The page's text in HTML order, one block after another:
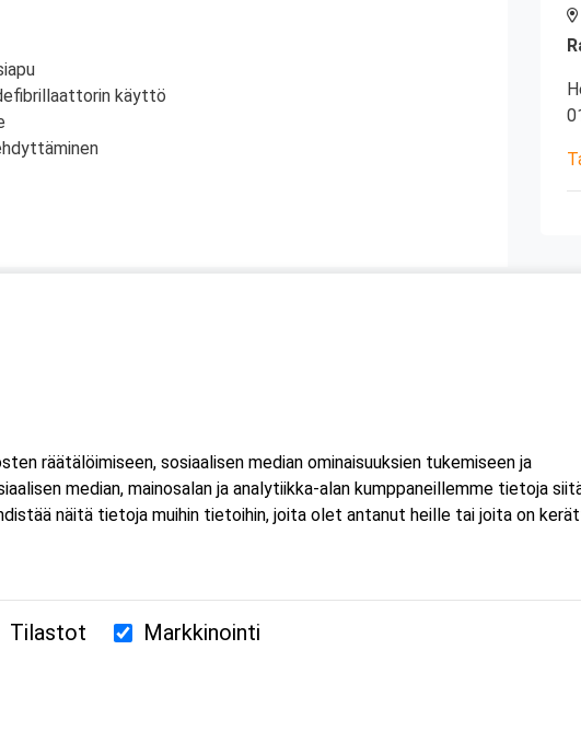
käyttö
räätälöimiseen, sosiaalisen median ominaisuuksien tukemiseen ja
median, mainosalan ja analytiikka-alan kumppaneillemme tietoja
näitä tietoja muihin tietoihin, joita olet antanut heille tai joita on
Tilastot Markkinointi